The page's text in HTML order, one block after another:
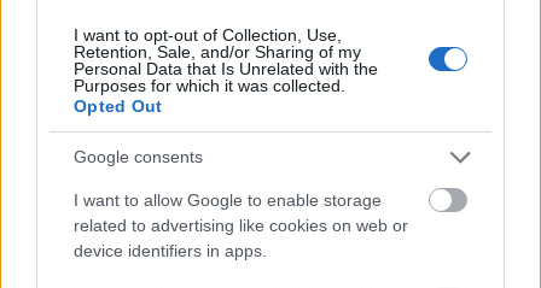
I want to opt-out of Collection, Use,
Retention, Sale, and/or Sharing of my
Personal Data that Is Unrelated with the
Purposes for which it was collected.
Opted Out
Google consents
I want to allow Google to enable storage
related to advertising like cookies on web or
device identifiers in apps.
Dobre odvedená práca je polovica úspechu.